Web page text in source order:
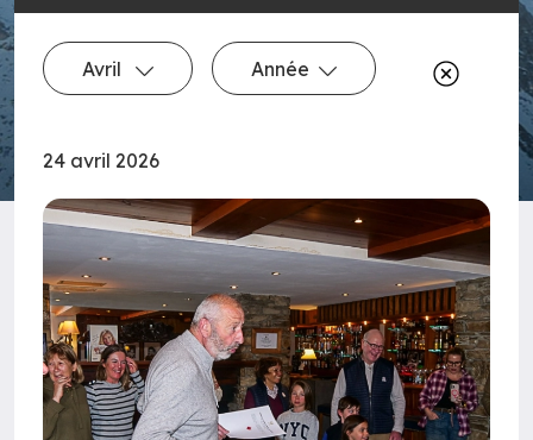
Avril Année
24 avril 2026